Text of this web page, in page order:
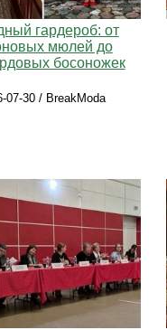
гардероб: от
мюлей до
босоножек
07-30 / BreakModa